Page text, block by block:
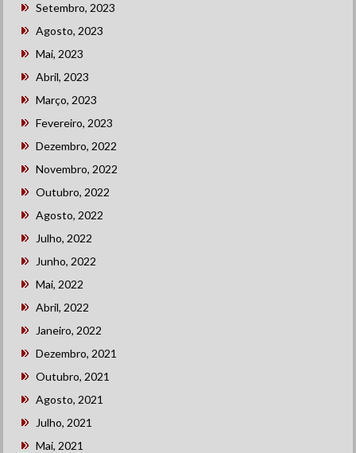
Setembro, 2023
Agosto, 2023
Mai, 2023
Abril, 2023
Março, 2023
Fevereiro, 2023
Dezembro, 2022
Novembro, 2022
Outubro, 2022
Agosto, 2022
Julho, 2022
Junho, 2022
Mai, 2022
Abril, 2022
Janeiro, 2022
Dezembro, 2021
Outubro, 2021
Agosto, 2021
Julho, 2021
Mai, 2021